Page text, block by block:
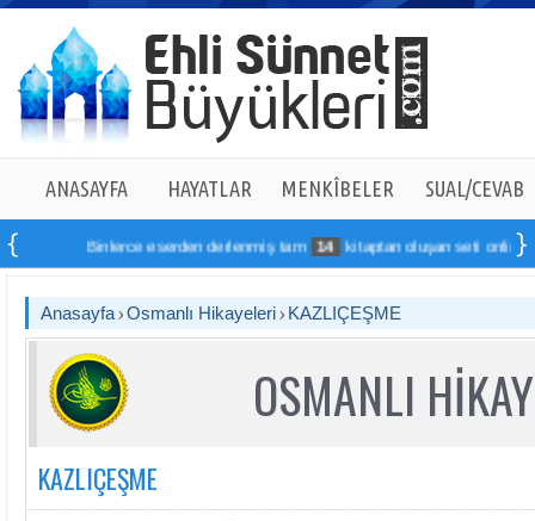
ANASAYFA HAYATLAR MENKÎBELER SUAL/CEVAB
Binlerce eserden derlenmiş tam 14 kitaptan oluşan seti online
Anasayfa Osmanlı Hikayeleri KAZLIÇEŞME
OSMANLI
KAZLIÇEŞME